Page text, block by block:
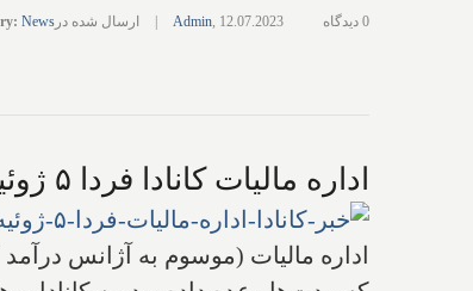
Admin, 12.07.2023 ارسال شده در : News 0 دیدگاه
اداره مالیات کانادا فردا ۵ ژوئیه، فقط برای یکبار برای جبران تورم مواد غذایی، به کانادایی‌ها پول می‌دهد